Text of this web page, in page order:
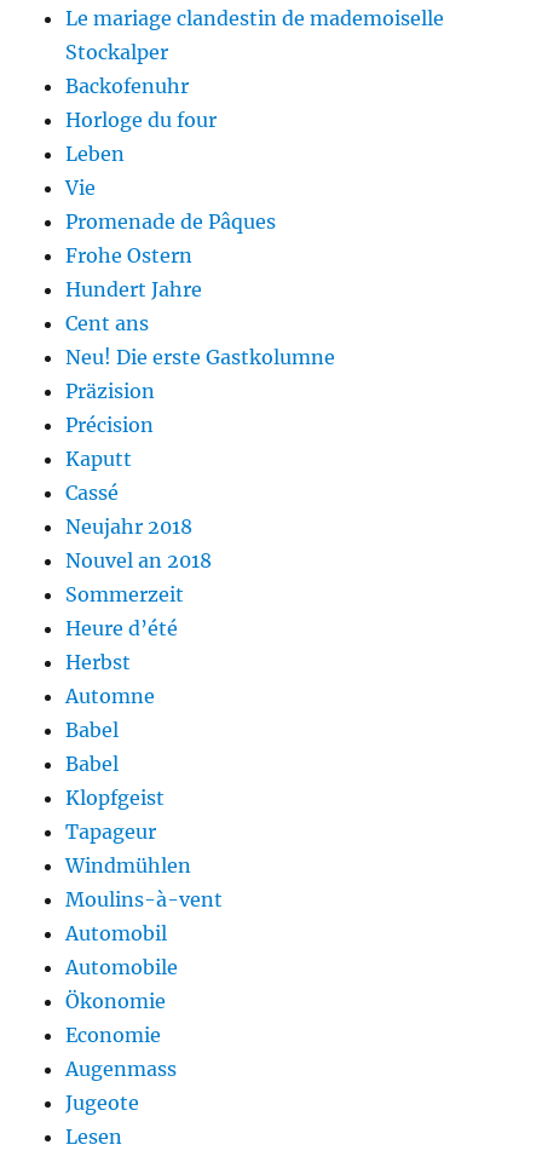
Le mariage clandestin de mademoiselle
Stockalper
Backofenuhr
Horloge du four
Leben
Vie
Promenade de Pâques
Frohe Ostern
Hundert Jahre
Cent ans
Neu! Die erste Gastkolumne
Präzision
Précision
Kaputt
Cassé
Neujahr 2018
Nouvel an 2018
Sommerzeit
Heure d’été
Herbst
Automne
Babel
Babel
Klopfgeist
Tapageur
Windmühlen
Moulins-à-vent
Automobil
Automobile
Ökonomie
Economie
Augenmass
Jugeote
Lesen